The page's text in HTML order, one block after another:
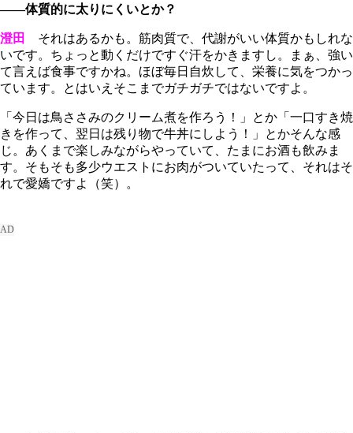
――体質的に太りにくいとか？
澄田
それはあるかも。筋肉質で、代謝がいい体質かもしれな
いです。ちょっと動くだけですぐ汗をかきますし。まぁ、強い
て言えば食事ですかね。ほぼ毎日自炊して、栄養に気をつかっ
ています。とはいえそこまでガチガチではないですよ。
「今日は鳥ささみのクリーム煮を作ろう！」とか「一口すき焼
きを作って、翌日は残り物で牛丼にしよう！」とかそんな感
じ。あくまで楽しみながらやっていて、たまにお酒も飲みま
す。そもそも多少ウエストにお肉がついていたって、それはそ
れで愛嬌ですよ（笑）。